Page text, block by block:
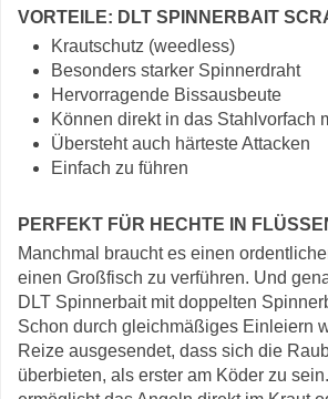
VORTEILE: DLT SPINNERBAIT
Krautschutz (weedless)
Besonders starker Spinnerdraht
Hervorragende Bissausbeute
Können direkt in das Stahlvorfach
Übersteht auch härteste Attacken
Einfach zu führen
PERFEKT FÜR HECHTE IN
Manchmal braucht es einen
einen Großfisch zu verführen. Und
DLT Spinnerbait mit doppelten
Schon durch gleichmäßiges Einleiern
Reize ausgesendet, dass sich die
überbieten, als erster am Köder zu